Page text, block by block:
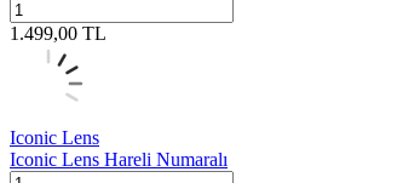
1.499,00 TL
Iconic Lens
Iconic Lens Hareli Numaralı